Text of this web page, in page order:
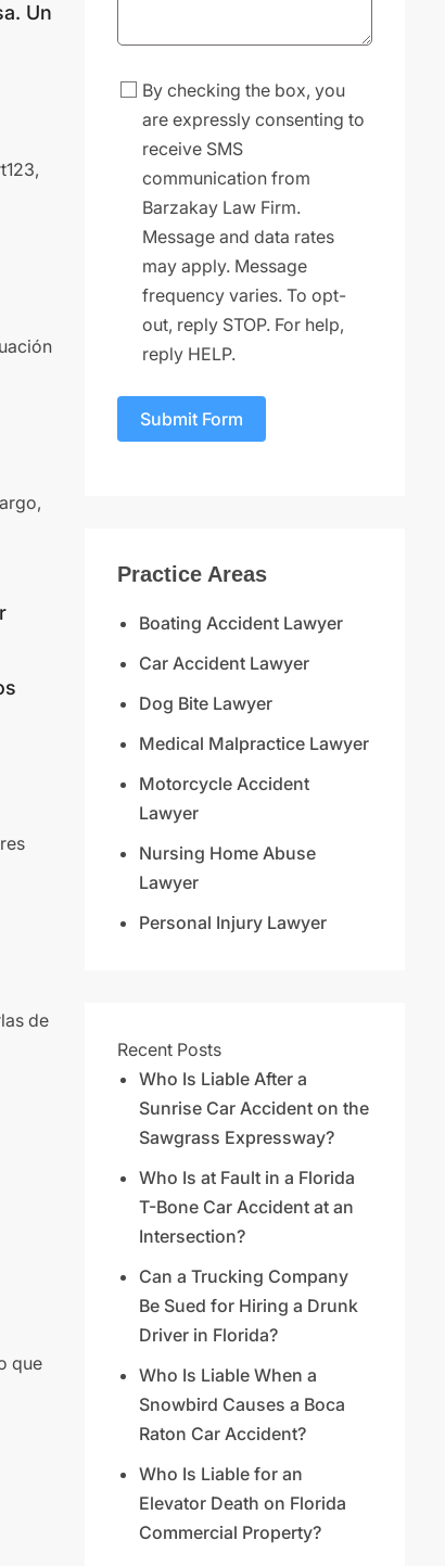
Un
de
que
By checking the box, you
are expressly consenting to
receive SMS
communication from
Barzakay Law Firm.
Message and data rates
may apply. Message
frequency varies. To opt-
out, reply STOP. For help,
reply HELP.
Submit Form
Practice Areas
Boating Accident Lawyer
Car Accident Lawyer
Dog Bite Lawyer
Medical Malpractice Lawyer
Motorcycle Accident
Lawyer
Nursing Home Abuse
Lawyer
Personal Injury Lawyer
Recent Posts
Who Is Liable After a
Sunrise Car Accident on the
Sawgrass Expressway?
Who Is at Fault in a Florida
T-Bone Car Accident at an
Intersection?
Can a Trucking Company
Be Sued for Hiring a Drunk
Driver in Florida?
Who Is Liable When a
Snowbird Causes a Boca
Raton Car Accident?
Who Is Liable for an
Elevator Death on Florida
Commercial Property?